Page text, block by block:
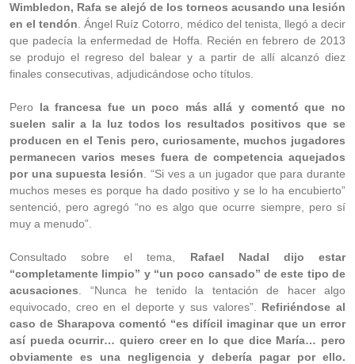
Wimbledon, Rafa se alejó de los torneos acusando una lesión
en el tendón . Ángel Ruíz Cotorro, médico del tenista, llegó a decir
que padecía la enfermedad de Hoffa. Recién en febrero de 2013
se produjo el regreso del balear y a partir de allí alcanzó diez
finales consecutivas, adjudicándose ocho títulos.
Pero la francesa fue un poco más allá y comentó que no
suelen salir a la luz todos los resultados positivos que se
producen en el Tenis pero, curiosamente, muchos jugadores
permanecen varios meses fuera de competencia aquejados
por una supuesta lesión . “Si ves a un jugador que para durante
muchos meses es porque ha dado positivo y se lo ha encubierto”
sentenció, pero agregó “no es algo que ocurre siempre, pero sí
muy a menudo”.
Consultado sobre el tema, Rafael Nadal dijo estar
“completamente limpio” y “un poco cansado” de este tipo de
acusaciones . “Nunca he tenido la tentación de hacer algo
equivocado, creo en el deporte y sus valores”. Refiriéndose al
caso de Sharapova comentó “es difícil imaginar que un error
así pueda ocurrir… quiero creer en lo que dice María… pero
obviamente es una negligencia y debería pagar por ello.